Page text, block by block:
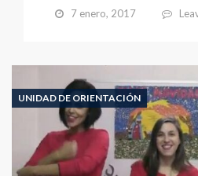
7 enero, 2017
UNIDAD DE ORIENTACIÓN